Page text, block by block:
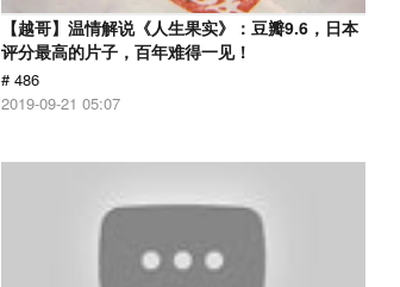
【越哥】温情解说《人生果实》：豆瓣9.6，日本
评分最高的片子，百年难得一见！
# 486
2019-09-21 05:07